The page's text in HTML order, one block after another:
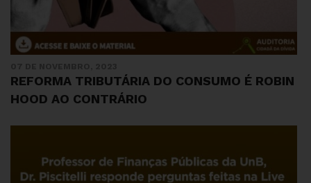
REFORMA TRIBUTÁRIA DO CONSUMO É ROBIN
HOOD AO CONTRÁRIO